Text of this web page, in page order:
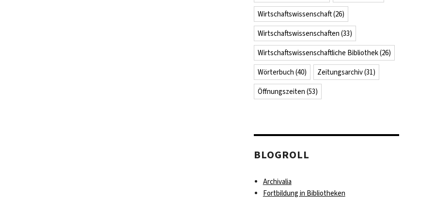
Wirtschaftswissenschaft(26)
Wirtschaftswissenschaften (33)
Wirtschaftswissenschaftliche Bibliothek(26)
Wörterbuch (40) Zeitungsarchiv(31)
Öffnungszeiten (53)
BLOGROLL
Archivalia
Fortbildung in Bibliotheken